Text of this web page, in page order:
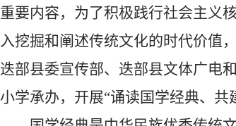
重要内容，为了积极践行社会主义
入挖掘和阐述传统文化的时代价值
迭部县委宣传部、迭部县文体广电
小学承办，开展“诵读国学经典、共